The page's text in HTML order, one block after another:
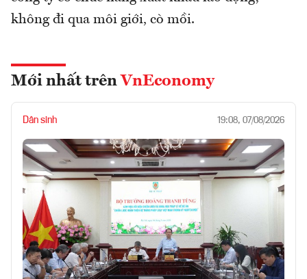
không đi qua môi giới, cò mồi.
Mới nhất trên VnEconomy
Dân sinh 19:08, 07/08/2026